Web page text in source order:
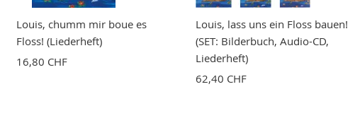
Louis, chumm mir boue es
Floss! (Liederheft)
16,80 CHF
Louis, lass uns ein Floss bauen!
(SET: Bilderbuch, Audio-CD,
Liederheft)
62,40 CHF